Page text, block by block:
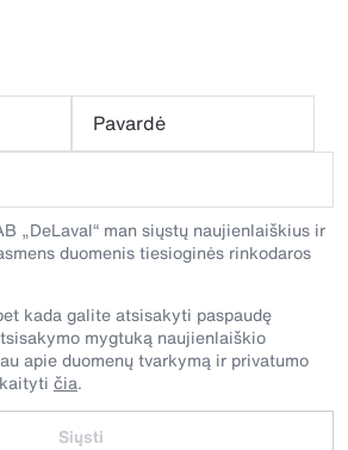
Pavardė
„DeLaval“ man siųstų naujienlaiškius ir
duomenis tiesioginės rinkodaros
kada galite atsisakyti paspaudę
mygtuką naujienlaiškio
apie duomenų tvarkymą ir privatumo
čia.
Siųsti